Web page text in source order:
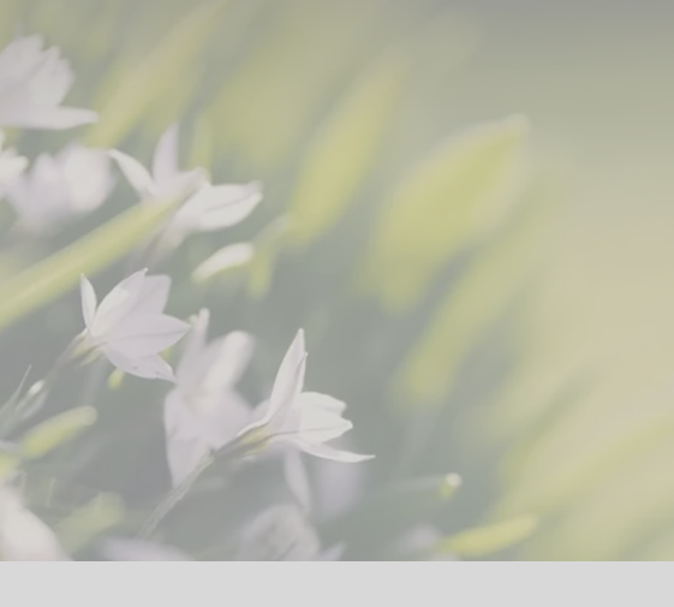
guten Zweck: Gedenkaktion erreicht neuen Meilenstein